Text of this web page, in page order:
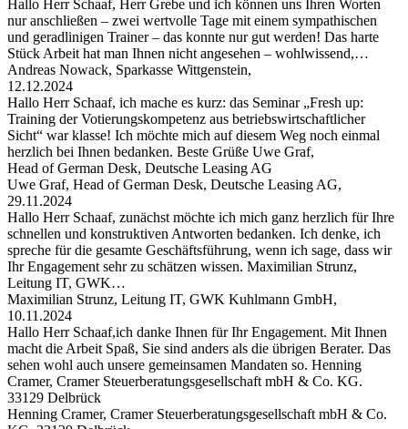
Hallo Herr Schaaf, Herr Grebe und ich können uns Ihren Worten
nur anschließen – zwei wertvolle Tage mit einem sympathischen
und geradlinigen Trainer – das konnte nur gut werden! Das harte
Stück Arbeit hat man Ihnen nicht angesehen – wohlwissend,…
Andreas Nowack, Sparkasse Wittgenstein,
12.12.2024
Hallo Herr Schaaf, ich mache es kurz: das Seminar „Fresh up:
Training der Votierungskompetenz aus betriebswirtschaftlicher
Sicht“ war klasse! Ich möchte mich auf diesem Weg noch einmal
herzlich bei Ihnen bedanken. Beste Grüße Uwe Graf,
Head of German Desk, Deutsche Leasing AG
Uwe Graf, Head of German Desk, Deutsche Leasing AG,
29.11.2024
Hallo Herr Schaaf, zunächst möchte ich mich ganz herzlich für Ihre
schnellen und konstruktiven Antworten bedanken. Ich denke, ich
spreche für die gesamte Geschäftsführung, wenn ich sage, dass wir
Ihr Engagement sehr zu schätzen wissen. Maximilian Strunz,
Leitung IT, GWK…
Maximilian Strunz, Leitung IT, GWK Kuhlmann GmbH,
10.11.2024
Hallo Herr Schaaf,ich danke Ihnen für Ihr Engagement. Mit Ihnen
macht die Arbeit Spaß, Sie sind anders als die übrigen Berater. Das
sehen wohl auch unsere gemeinsamen Mandaten so. Henning
Cramer, Cramer Steuerberatungsgesellschaft mbH & Co. KG.
33129 Delbrück
Henning Cramer, Cramer Steuerberatungsgesellschaft mbH & Co.